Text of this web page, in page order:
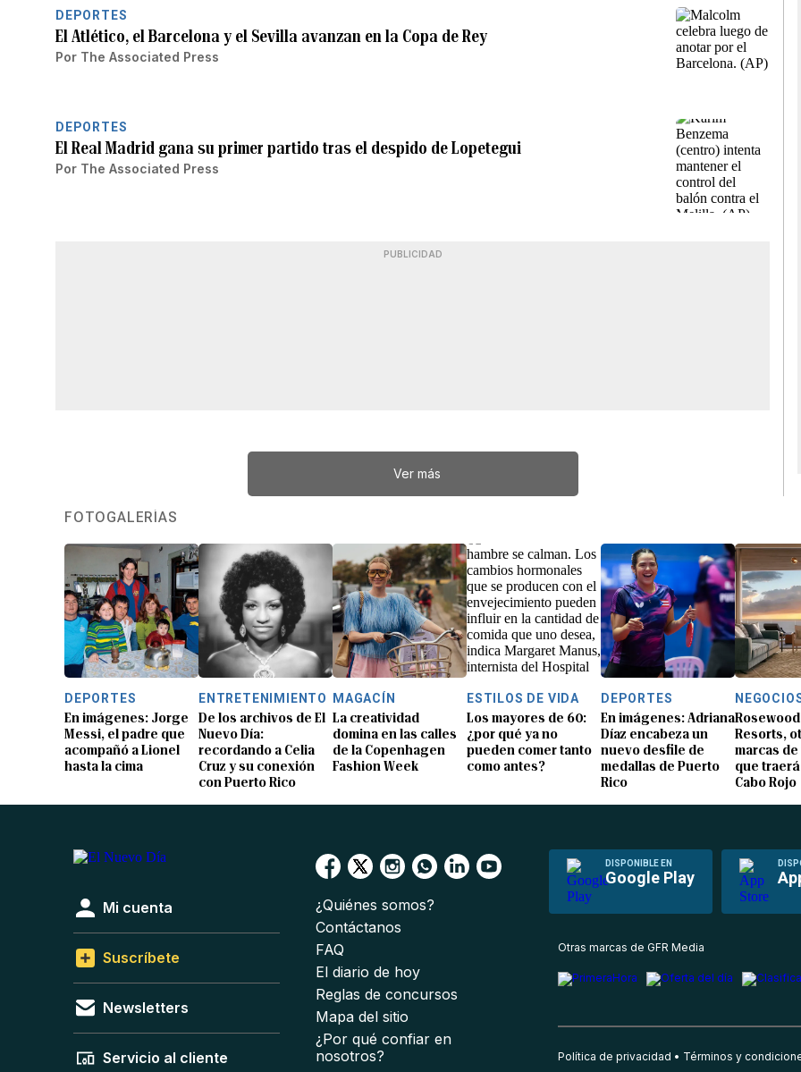
DEPORTES
El Atlético, el Barcelona y el Sevilla avanzan en la Copa de Rey
Por The Associated Press
DEPORTES
El Real Madrid gana su primer partido tras el despido de Lopetegui
Por The Associated Press
PUBLICIDAD
Ver más
FOTOGALERÍAS
DEPORTES
En imágenes: Jorge
Messi, el padre que
acompañó a Lionel
hasta la cima
ENTRETENIMIENTO
De los archivos de El
Nuevo Día:
recordando a Celia
Cruz y su conexión
con Puerto Rico
MAGACÍN
La creatividad
domina en las calles
de la Copenhagen
Fashion Week
ESTILOS DE VIDA
Los mayores de 60:
¿por qué ya no
pueden comer tanto
como antes?
DEPORTES
En imágenes: Adriana
Díaz encabeza un
nuevo desfile de
medallas de Puerto
Rico
Resorts,
marcas
que
Cabo Rojo
DISPONIBLE EN
Google Play
Mi cuenta
Suscríbete
Newsletters
Servicio al cliente
¿Quiénes somos?
Contáctanos
FAQ
El diario de hoy
Reglas de concursos
Mapa del sitio
¿Por qué confiar en
nosotros?
Otras marcas de GFR Media
Política de privacidad Términos y